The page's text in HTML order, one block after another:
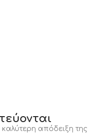
καλύτερη απόδειξη της